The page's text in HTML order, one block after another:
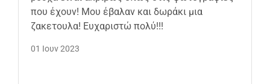
που έχουν! Μου έβαλαν και δωράκι μια
ζακετουλα! Ευχαριστώ πολύ!!!
01 Ιουν 2023